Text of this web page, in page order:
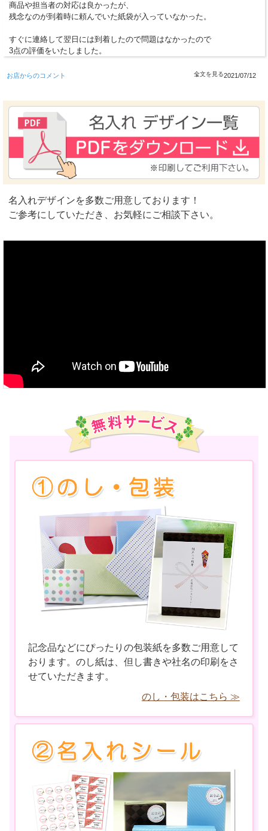
商品や担当者の対応は良かったが、
残念なのが到着時に頼んでいた紙袋が入っていなかった。
すぐに連絡して翌日には到着したので問題はなかったので
3点の評価をいたしました。
お店からのコメント 2021/07/12
名入れデザインを多数ご用意しております！
ご参考にしていただき、お気軽にご相談下さい。
記念品などにぴったりの包装紙を多数ご用意して
おります。のし紙は、但し書きや社名の印刷をさ
せていただきます。
のし・包装はこちら ≫